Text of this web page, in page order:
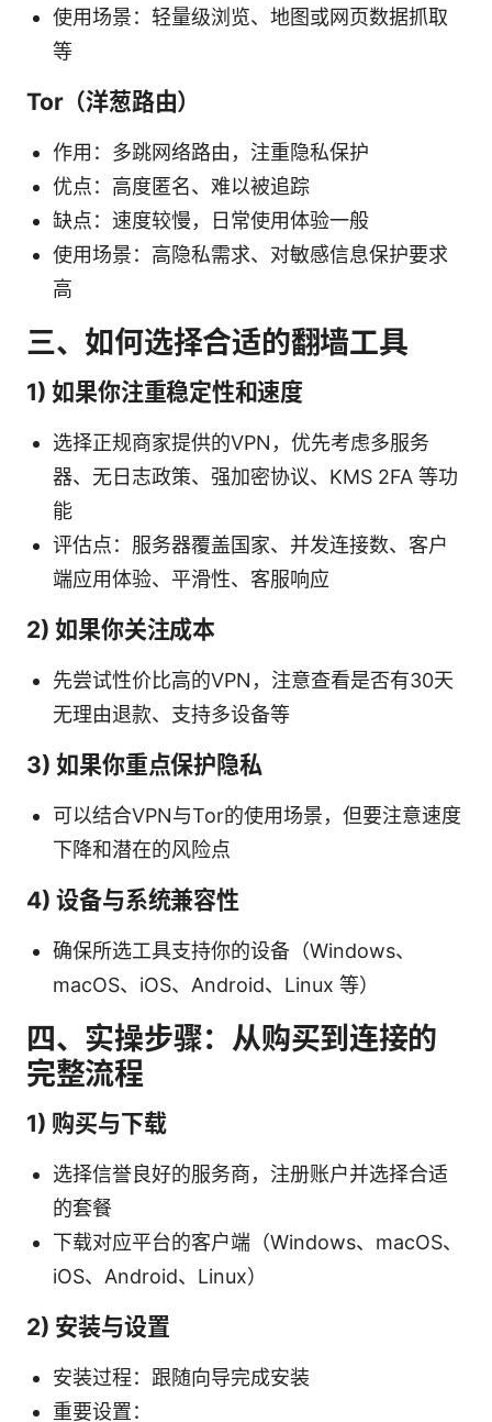
使用场景：轻量级浏览、地图或网页数据抓取
等
Tor（洋葱路由）
作用：多跳网络路由，注重隐私保护
优点：高度匿名、难以被追踪
缺点：速度较慢，日常使用体验一般
使用场景：高隐私需求、对敏感信息保护要求
高
三、如何选择合适的翻墙工具
1) 如果你注重稳定性和速度
选择正规商家提供的VPN，优先考虑多服务
器、无日志政策、强加密协议、KMS 2FA 等功
能
评估点：服务器覆盖国家、并发连接数、客户
端应用体验、平滑性、客服响应
2) 如果你关注成本
先尝试性价比高的VPN，注意查看是否有30天
无理由退款、支持多设备等
3) 如果你重点保护隐私
可以结合VPN与Tor的使用场景，但要注意速度
下降和潜在的风险点
4) 设备与系统兼容性
确保所选工具支持你的设备（Windows、
macOS、iOS、Android、Linux 等）
四、实操步骤：从购买到连接的
完整流程
1) 购买与下载
选择信誉良好的服务商，注册账户并选择合适
的套餐
下载对应平台的客户端（Windows、macOS、
iOS、Android、Linux）
2) 安装与设置
安装过程：跟随向导完成安装
重要设置：